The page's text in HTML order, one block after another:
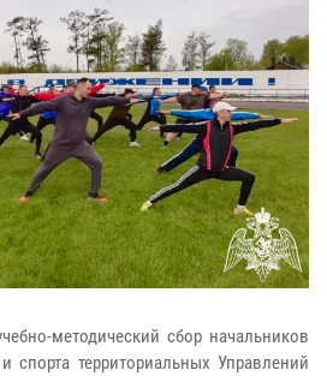
методический сбор начальников
спорта территориальных Управлений